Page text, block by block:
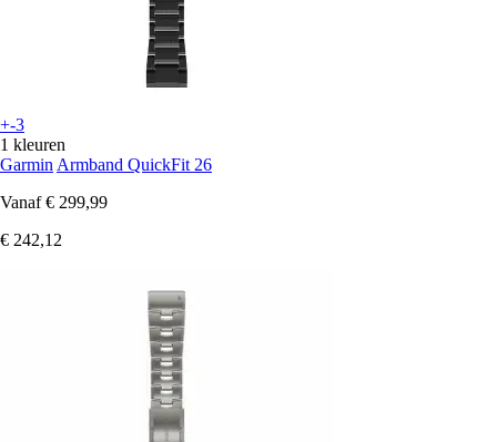
+-3
1 kleuren
Garmin Armband QuickFit 26
Vanaf € 299,99
€ 242,12